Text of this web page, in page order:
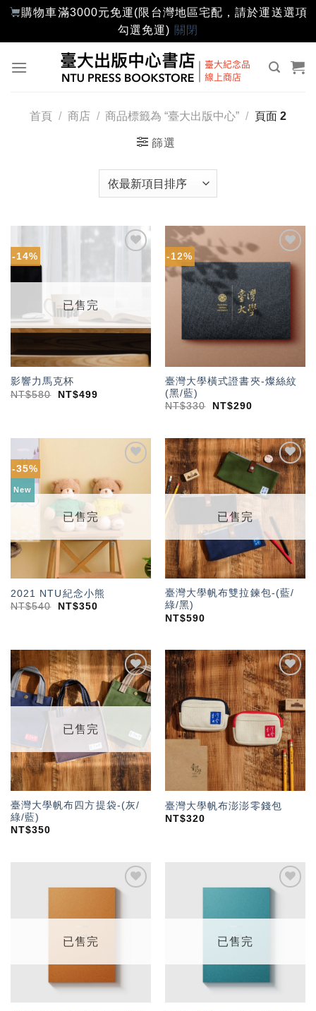
購物車滿3000元免運(限台灣地區宅配，請於運送選項
勾選免運) 關閉
首頁 / 商店 / 商品標籤為 “臺大出版中心” / 頁面 2
篩選
-14%
望輕
已售完
影響力馬克杯
NT$580 NT$499
-12%
加入
單」
臺灣大學橫式證書夾-燦絲紋
(黑/藍)
NT$330 NT$290
-35%
New
望輕
已售完
2021 NTU紀念小熊
NT$540 NT$350
加入
「願
望輕
已售完
臺灣大學帆布雙拉鍊包-(藍/
綠/黑)
NT$590
加入
「願
望輕
已售完
臺灣大學帆布四方提袋-(灰/
綠/藍)
NT$350
加入
「願
望輕
單」
臺灣大學帆布澎澎零錢包
NT$320
望輕
已售完
望輕
已售完